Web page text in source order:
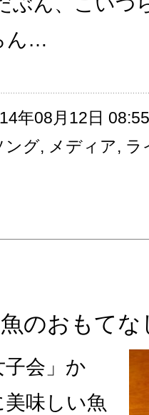
ん…
年08月12日 08:55
ング, メディア, ラ
のおもてな
子会」か
味しい魚